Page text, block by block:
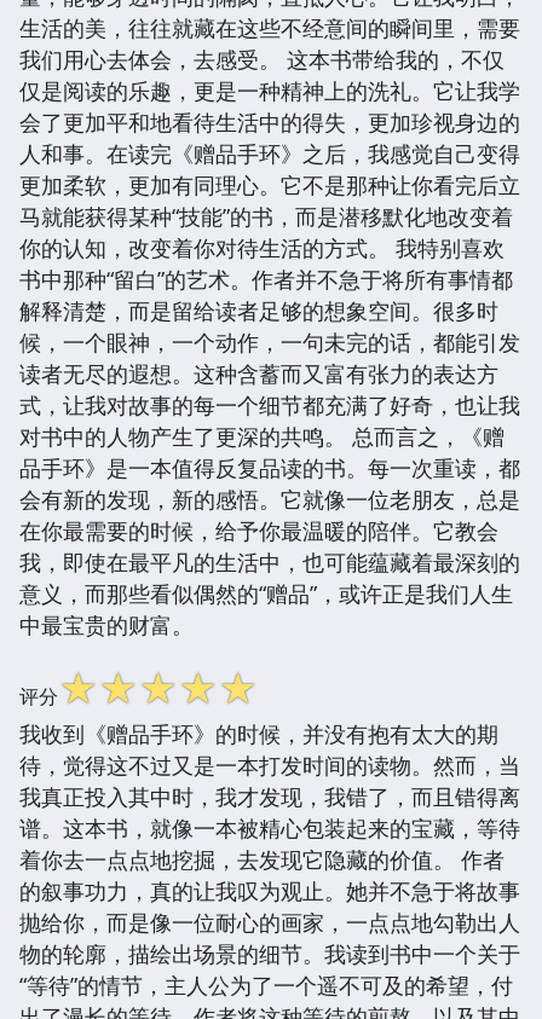
生活的美，往往就藏在这些不经意间的瞬间里，需要
我们用心去体会，去感受。 这本书带给我的，不仅
仅是阅读的乐趣，更是一种精神上的洗礼。它让我学
会了更加平和地看待生活中的得失，更加珍视身边的
人和事。在读完《赠品手环》之后，我感觉自己变得
更加柔软，更加有同理心。它不是那种让你看完后立
马就能获得某种“技能”的书，而是潜移默化地改变着
你的认知，改变着你对待生活的方式。 我特别喜欢
书中那种“留白”的艺术。作者并不急于将所有事情都
解释清楚，而是留给读者足够的想象空间。很多时
候，一个眼神，一个动作，一句未完的话，都能引发
读者无尽的遐想。这种含蓄而又富有张力的表达方
式，让我对故事的每一个细节都充满了好奇，也让我
对书中的人物产生了更深的共鸣。 总而言之，《赠
品手环》是一本值得反复品读的书。每一次重读，都
会有新的发现，新的感悟。它就像一位老朋友，总是
在你最需要的时候，给予你最温暖的陪伴。它教会
我，即使在最平凡的生活中，也可能蕴藏着最深刻的
意义，而那些看似偶然的“赠品”，或许正是我们人生
中最宝贵的财富。
评分☆☆☆☆☆
我收到《赠品手环》的时候，并没有抱有太大的期
待，觉得这不过又是一本打发时间的读物。然而，当
我真正投入其中时，我才发现，我错了，而且错得离
谱。这本书，就像一本被精心包装起来的宝藏，等待
着你去一点点地挖掘，去发现它隐藏的价值。 作者
的叙事功力，真的让我叹为观止。她并不急于将故事
抛给你，而是像一位耐心的画家，一点点地勾勒出人
物的轮廓，描绘出场景的细节。我读到书中一个关于
“等待”的情节，主人公为了一个遥不可及的希望，付